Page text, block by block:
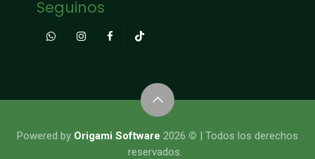
Seguinos
​​​​​​​​Powered by Origami Software 2026 © | Todos los derechos
reservados.